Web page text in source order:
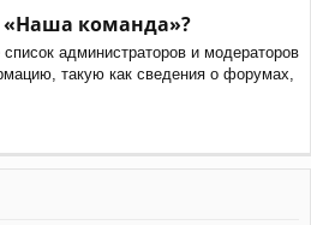
«Наша команда»?
администраторов и модераторов
такую как сведения о форумах,